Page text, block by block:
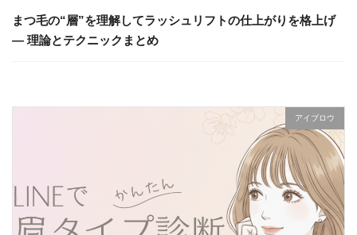
まつ毛の“層”を理解してラッシュリフトの仕上がりを格上げ
— 理論とテクニックまとめ
アイブロウ